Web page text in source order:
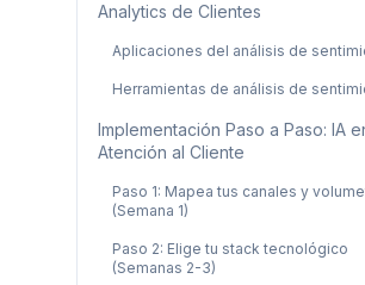
Analytics de Clientes
Aplicaciones del análisis de
Herramientas de análisis de
Implementación Paso a Paso: IA
Atención al Cliente
Paso 1: Mapea tus canales y
(Semana 1)
Paso 2: Elige tu stack tecnológico
(Semanas 2-3)